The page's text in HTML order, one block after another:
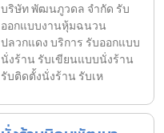
บริษัท พัฒนภูวดล จำกัด รับ
ออกแบบงานหุ้มฉนวน
ปลวกแดง บริการ รับออกแบบ
นั่งร้าน รับเขียนแบบนั่งร้าน
รับติดตั้งนั่งร้าน รับเห